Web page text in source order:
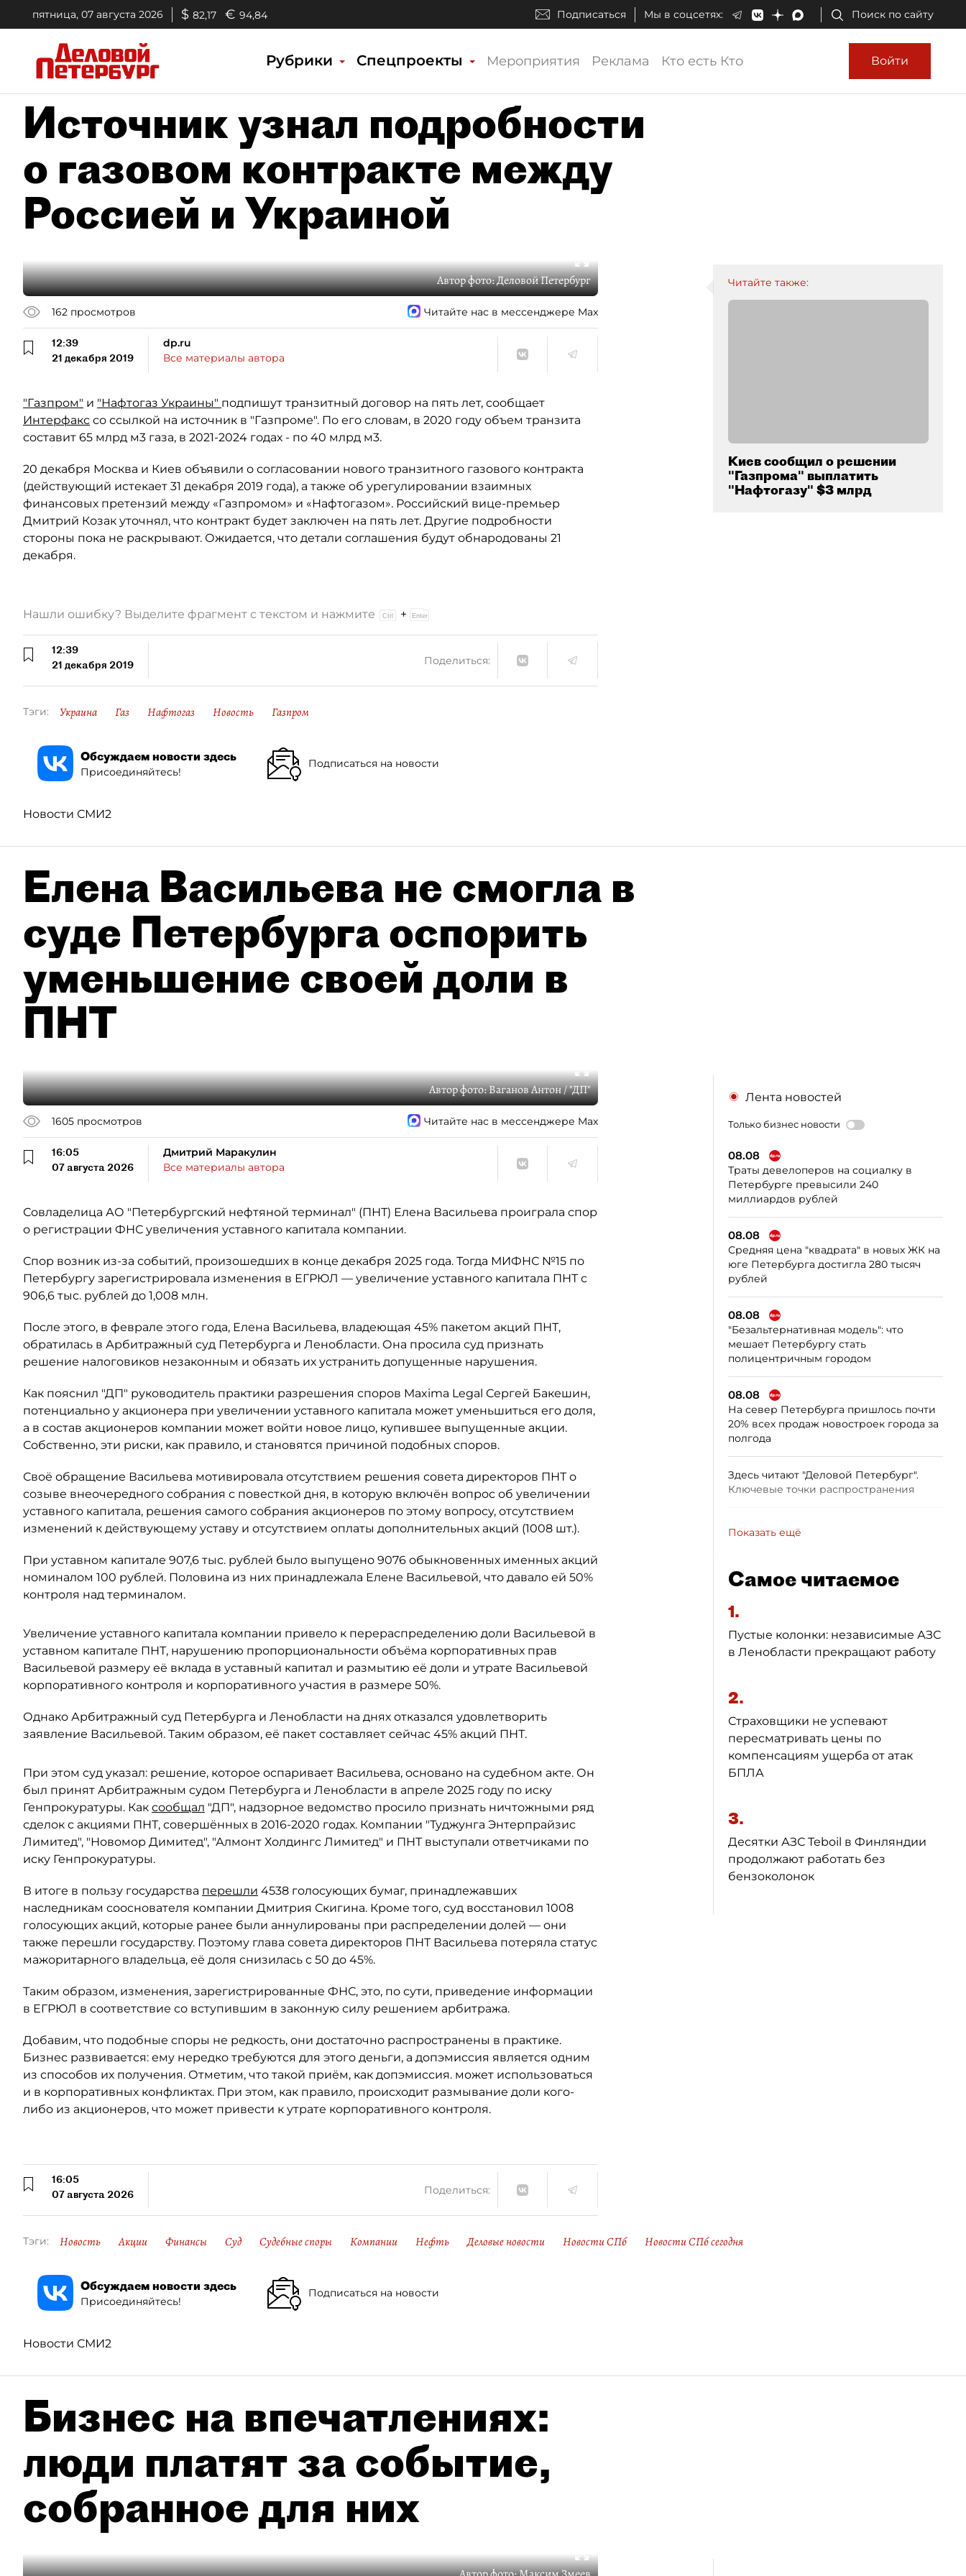
пятница, 07 августа 2026 $ 82,17 € 94,84 Подписаться Мы в соцсетях: Поиск по сайту
Рубрики Спецпроекты Мероприятия Реклама Кто есть Кто Войти
Источник узнал подробности
о газовом контракте между
Россией и Украиной
Автор фото:Деловой Петербург
162 просмотров Читайте нас в мессенджере Max
12:39
21 декабря 2019
dp.ru
Все материалы автора
"Газпром" и "Нафтогаз Украины" подпишут транзитный договор на пять лет, сообщает
Интерфакс со ссылкой на источник в "Газпроме". По его словам, в 2020 году объем транзита
составит 65 млрд м3 газа, в 2021-2024 годах - по 40 млрд м3.
20 декабря Москва и Киев объявили о согласовании нового транзитного газового контракта
(действующий истекает 31 декабря 2019 года), а также об урегулировании взаимных
финансовых претензий между «Газпромом» и «Нафтогазом». Российский вице-премьер
Дмитрий Козак уточнял, что контракт будет заключен на пять лет. Другие подробности
стороны пока не раскрывают. Ожидается, что детали соглашения будут обнародованы 21
декабря.
Читайте также:
Киев сообщил о решении
"Газпрома" выплатить
"Нафтогазу" $3 млрд
Нашли ошибку? Выделите фрагмент с текстом и нажмите +
12:39
21 декабря 2019
Поделиться:
Тэги: Украина Газ Нафтогаз Новость Газпром
Обсуждаем новости здесь
Присоединяйтесь!
Подписаться на новости
Новости СМИ2
Елена Васильева не смогла в
суде Петербурга оспорить
уменьшение своей доли в
ПНТ
Автор фото:Ваганов Антон / "ДП"
1605 просмотров Читайте нас в мессенджере Max
16:05
07 августа 2026
Дмитрий Маракулин
Все материалы автора
Совладелица АО "Петербургский нефтяной терминал" (ПНТ) Елена Васильева проиграла спор
о регистрации ФНС увеличения уставного капитала компании.
Спор возник из-за событий, произошедших в конце декабря 2025 года. Тогда МИФНС №15 по
Петербургу зарегистрировала изменения в ЕГРЮЛ — увеличение уставного капитала ПНТ с
906,6 тыс. рублей до 1,008 млн.
После этого, в феврале этого года, Елена Васильева, владеющая 45% пакетом акций ПНТ,
обратилась в Арбитражный суд Петербурга и Ленобласти. Она просила суд признать
решение налоговиков незаконным и обязать их устранить допущенные нарушения.
Как пояснил "ДП" руководитель практики разрешения споров Maxima Legal Сергей Бакешин,
потенциально у акционера при увеличении уставного капитала может уменьшиться его доля,
а в состав акционеров компании может войти новое лицо, купившее выпущенные акции.
Собственно, эти риски, как правило, и становятся причиной подобных споров.
Своё обращение Васильева мотивировала отсутствием решения совета директоров ПНТ о
созыве внеочередного собрания с повесткой дня, в которую включён вопрос об увеличении
уставного капитала, решения самого собрания акционеров по этому вопросу, отсутствием
изменений к действующему уставу и отсутствием оплаты дополнительных акций (1008 шт.).
При уставном капитале 907,6 тыс. рублей было выпущено 9076 обыкновенных именных акций
номиналом 100 рублей. Половина из них принадлежала Елене Васильевой, что давало ей 50%
контроля над терминалом.
Увеличение уставного капитала компании привело к перераспределению доли Васильевой в
уставном капитале ПНТ, нарушению пропорциональности объёма корпоративных прав
Васильевой размеру её вклада в уставный капитал и размытию её доли и утрате Васильевой
корпоративного контроля и корпоративного участия в размере 50%.
Однако Арбитражный суд Петербурга и Ленобласти на днях отказался удовлетворить
заявление Васильевой. Таким образом, её пакет составляет сейчас 45% акций ПНТ.
При этом суд указал: решение, которое оспаривает Васильева, основано на судебном акте. Он
был принят Арбитражным судом Петербурга и Ленобласти в апреле 2025 году по иску
Генпрокуратуры. Как сообщал "ДП", надзорное ведомство просило признать ничтожными ряд
сделок с акциями ПНТ, совершённых в 2016-2020 годах. Компании "Туджунга Энтерпрайзис
Лимитед", "Новомор Димитед", "Алмонт Холдингс Лимитед" и ПНТ выступали ответчиками по
иску Генпрокуратуры.
В итоге в пользу государства перешли 4538 голосующих бумаг, принадлежавших
наследникам сооснователя компании Дмитрия Скигина. Кроме того, суд восстановил 1008
голосующих акций, которые ранее были аннулированы при распределении долей — они
также перешли государству. Поэтому глава совета директоров ПНТ Васильева потеряла статус
мажоритарного владельца, её доля снизилась с 50 до 45%.
Таким образом, изменения, зарегистрированные ФНС, это, по сути, приведение информации
в ЕГРЮЛ в соответствие со вступившим в законную силу решением арбитража.
Добавим, что подобные споры не редкость, они достаточно распространены в практике.
Бизнес развивается: ему нередко требуются для этого деньги, а допэмиссия является одним
из способов их получения. Отметим, что такой приём, как допэмиссия. может использоваться
и в корпоративных конфликтах. При этом, как правило, происходит размывание доли кого-
либо из акционеров, что может привести к утрате корпоративного контроля.
Лента новостей
Только бизнес новости
08.08
Траты девелоперов на социалку в
Петербурге превысили 240
миллиардов рублей
08.08
Средняя цена "квадрата" в новых ЖК на
юге Петербурга достигла 280 тысяч
рублей
08.08
"Безальтернативная модель": что
мешает Петербургу стать
полицентричным городом
08.08
На север Петербурга пришлось почти
20% всех продаж новостроек города за
полгода
Здесь читают "Деловой Петербург".
Ключевые точки распространения
Показать ещё
Самое читаемое
1.
Пустые колонки: независимые АЗС
в Ленобласти прекращают работу
2.
Страховщики не успевают
пересматривать цены по
компенсациям ущерба от атак
БПЛА
3.
Десятки АЗС Teboil в Финляндии
продолжают работать без
бензоколонок
16:05
07 августа 2026
Поделиться:
Тэги: Новость Акции Финансы Суд Судебные споры Компании Нефть Деловые новости Новости СПб Новости СПб сегодня
Обсуждаем новости здесь
Присоединяйтесь!
Подписаться на новости
Новости СМИ2
Бизнес на впечатлениях:
люди платят за событие,
собранное для них